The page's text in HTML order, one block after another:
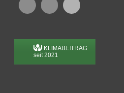
KLIMABEITRAG
seit 2021